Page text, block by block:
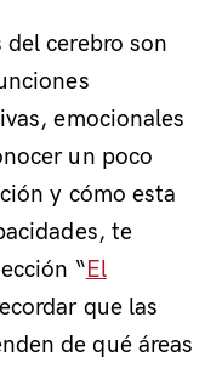
cerebro son
emocionales
un poco
y cómo esta
te
“El
que las
de qué áreas